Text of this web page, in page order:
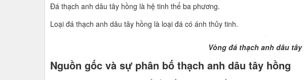
Đá thạch anh dâu tây hồng là hệ tinh thể ba phương.
Loại đá thạch anh dâu tây hồng là loại đá có ánh thủy tinh.
Vòng đá thạch anh dâu
Nguồn gốc và sự phân bố thạch anh dâu tây hồng